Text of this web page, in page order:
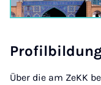
Über die am ZeKK